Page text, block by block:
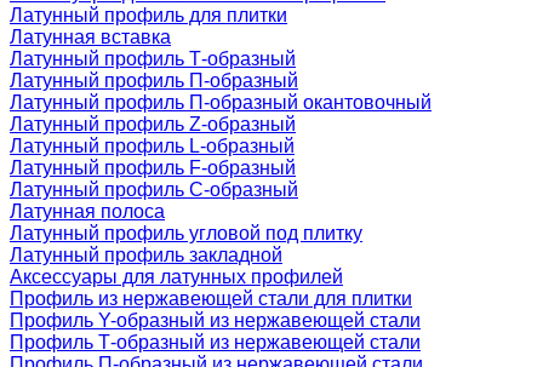
Латунный профиль для плитки
Латунная вставка
Латунный профиль Т-образный
Латунный профиль П-образный
Латунный профиль П-образный окантовочный
Латунный профиль Z-образный
Латунный профиль L-образный
Латунный профиль F-образный
Латунный профиль C-образный
Латунная полоса
Латунный профиль угловой под плитку
Латунный профиль закладной
Аксессуары для латунных профилей
Профиль из нержавеющей стали для плитки
Профиль Y-образный из нержавеющей стали
Профиль Т-образный из нержавеющей стали